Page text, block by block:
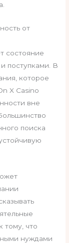
от
состояние
поступками. В
которое
X Casino
вне
поиска
тому, что
нуждами